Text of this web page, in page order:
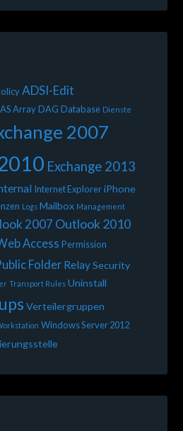
ADSI-Edit
Array DAG Database Dienste
2007
Exchange 2013
Internet Explorer iPhone
Logs Mailbox Management
2007 Outlook 2010
Access Permission
Folder RelaySecurity
Transport Rules Uninstall
Verteilergruppen
Windows Server 2012